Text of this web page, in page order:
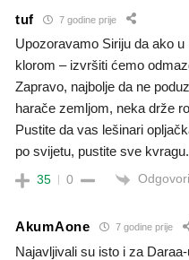
tuf 7 godine prije
Upozoravamo Siriju da ako
klorom – izvršiti ćemo
Zapravo, najbolje da ne
harače zemljom, neka drže
Pustite da vas lešinari
po svijetu, pustite sve kvragu.
35 0 Odgovori
AkumAone 7 godine prije
Najavljivali su isto i za